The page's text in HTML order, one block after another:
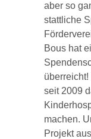
aber so
stattliche
Bous hat
seit 2009
machen.
Projekt